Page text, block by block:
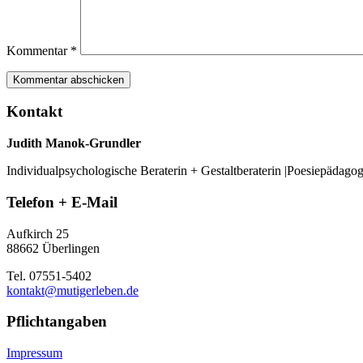
Kommentar *
Kontakt
Judith Manok-Grundler
Individualpsychologische Beraterin + Gestaltberaterin
Telefon + E-Mail
Aufkirch 25
88662 Überlingen
Tel. 07551-5402
kontakt@mutigerleben.de
Pflichtangaben
Impressum